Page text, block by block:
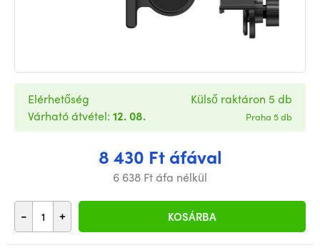
8 430 Ft áfával
6 638 Ft áfa nélkül
- + KOSÁRBA
Elérhetőség
Várható átvétel: 12. 08.
Külső raktáron 5 db
Praha 5 db